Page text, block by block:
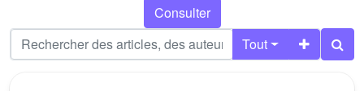
Consulter
Tout